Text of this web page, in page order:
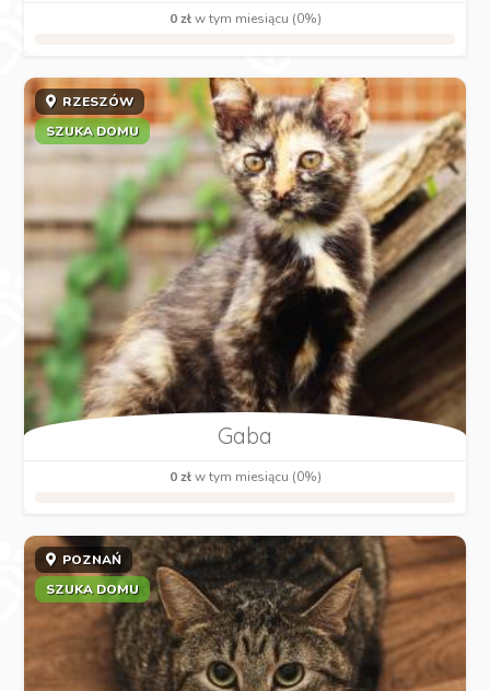
0 złw tym miesiącu (0%)
RZESZÓW
SZUKA DOMU
Gaba
0 złw tym miesiącu (0%)
POZNAŃ
SZUKA DOMU